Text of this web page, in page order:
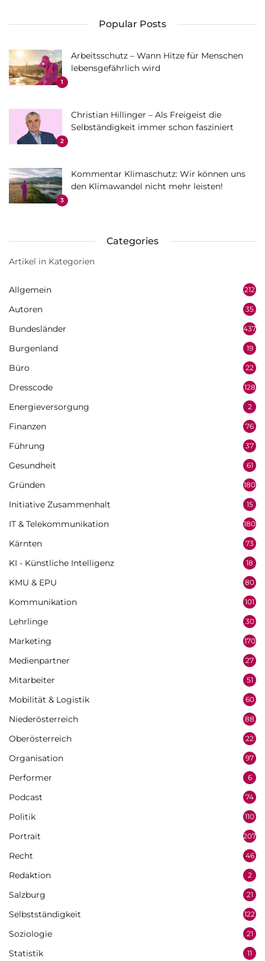
Popular Posts
1
Arbeitsschutz – Wann Hitze für Menschen
lebensgefährlich wird
2
Christian Hillinger – Als Freigeist die
Selbständigkeit immer schon fasziniert
3
Kommentar Klimaschutz: Wir können uns
den Klimawandel nicht mehr leisten!
Categories
Artikel in Kategorien
Allgemein 212
Autoren 35
Bundesländer 437
Burgenland 19
Büro 22
Dresscode 128
Energieversorgung 2
Finanzen 76
Führung 37
Gesundheit 61
Gründen 180
Initiative Zusammenhalt 15
IT & Telekommunikation 180
Kärnten 73
KI - Künstliche Intelligenz 18
KMU & EPU 80
Kommunikation 101
Lehrlinge 30
Marketing 170
Medienpartner 27
Mitarbeiter 51
Mobilität & Logistik 60
Niederösterreich 88
Oberösterreich 22
Organisation 97
Performer 6
Podcast 74
Politik 110
Portrait 207
Recht 46
Redaktion 2
Salzburg 21
Selbstständigkeit 122
Soziologie 21
Statistik 11